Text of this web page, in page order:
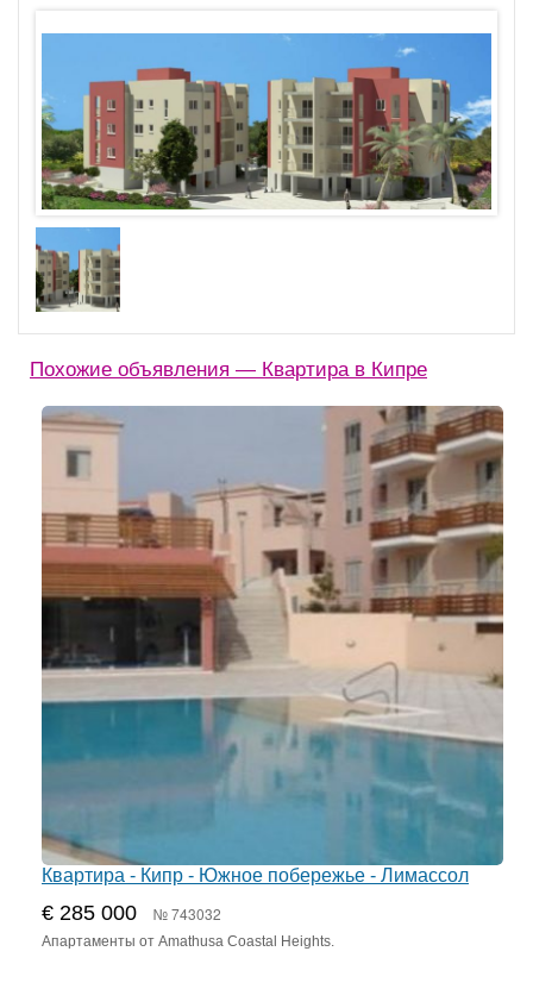
Похожие объявления — Квартира в Кипре
Квартира - Кипр - Южное побережье - Лимассол
€ 285 000 № 743032
Апартаменты от Amathusa Coastal Heights.